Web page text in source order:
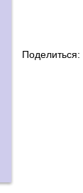
Поделиться: